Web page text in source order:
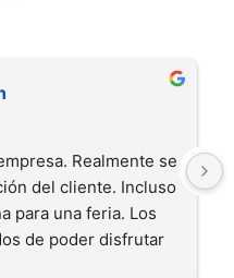
Realmente se
del cliente. Incluso
para una feria. Los
de poder disfrutar